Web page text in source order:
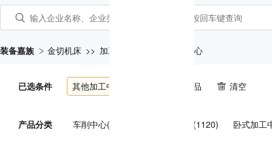
装备嘉族 金切机床 >> 加工中心 其他加工中心
已选条件 其他加工中心 个产品 清空
产品分类 车削中心(169) 立式加工中心(1120)
卧式加工